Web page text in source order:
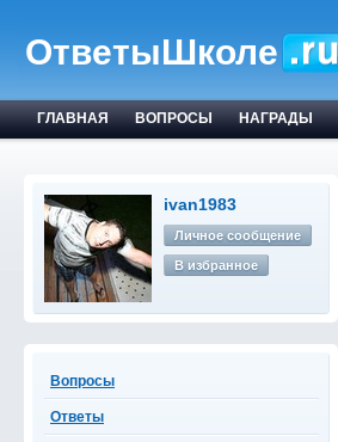
ОтветыШколе
ГЛАВНАЯ ВОПРОСЫ НАГРАДЫ
ivan1983
Личное сообщение
В избранное
Вопросы
Ответы